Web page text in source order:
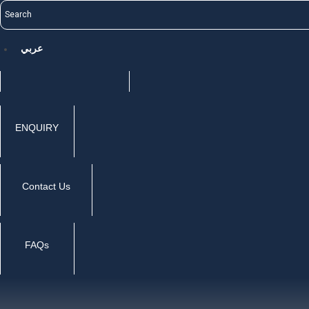
عربي
ENQUIRY
Contact Us
FAQs